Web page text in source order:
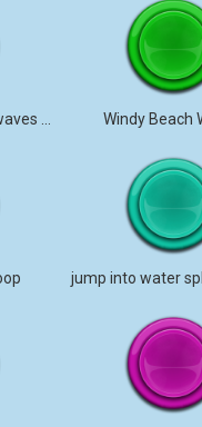
Windy Beach
jump into water